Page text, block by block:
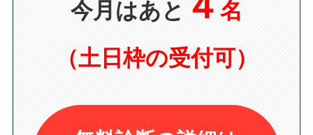
今月はあと
名
（土日枠の受付可）